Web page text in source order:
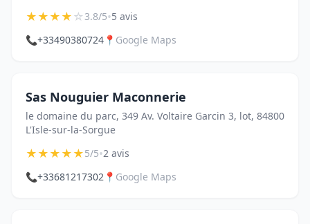
★★★★☆3.8/5•5 avis
📞+33490380724 📍 Google Maps
Sas Nouguier Maconnerie
le domaine du parc, 349 Av. Voltaire Garcin 3, lot, 84800
L'Isle-sur-la-Sorgue
★★★★★5/5•2 avis
📞+33681217302 📍 Google Maps